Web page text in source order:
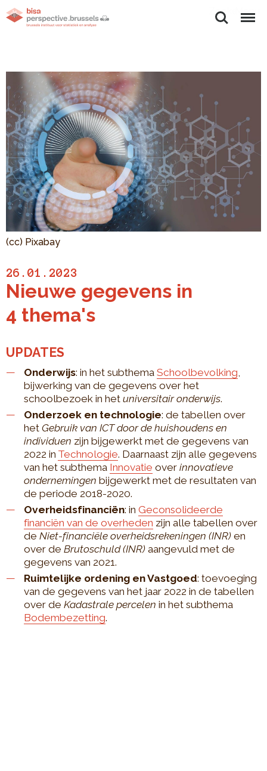
ZoekenMenu
(cc) Pixabay
26.01.2023
Nieuwe gegevens in
4 thema's
UPDATES
Onderwijs: in het subthema Schoolbevolking
bijwerking van de gegevens over het
schoolbezoek in het universitair onderwijs.
Onderzoek en technologie: de tabellen over
het Gebruik van ICT door de huishoudens en
individuen zijn bijgewerkt met de gegevens van
2022 in Technologie. Daarnaast zijn alle gegevens
van het subthema Innovatie over innovatieve
ondernemingen bijgewerkt met de resultaten van
de periode 2018-2020.
Overheidsfinanciën: in Geconsolideerde
financiën van de overheden zijn alle tabellen over
de Niet-financiële overheidsrekeningen (INR) en
over de Brutoschuld (INR) aangevuld met de
gegevens van 2021.
Ruimtelijke ordening en Vastgoed: toevoeging
van de gegevens van het jaar 2022 in de tabellen
over de Kadastrale percelen in het subthema
Bodembezetting.